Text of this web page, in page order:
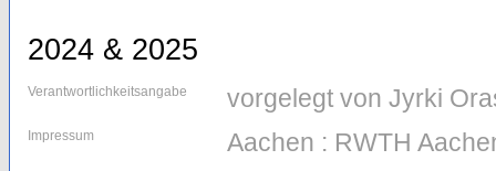
2024 & 2025
Verantwortlichkeitsangabe vorgelegt von Jyrki
Impressum Aachen : RWTH